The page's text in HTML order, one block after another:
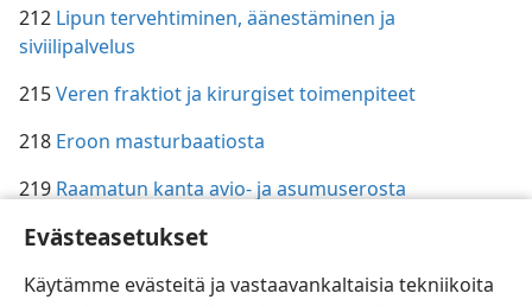
Evästeasetukset
Käytämme evästeitä ja vastaavankaltaisia tekniikoita
212 Lipun tervehtiminen, äänestäminen ja
siviilipalvelus
215Veren fraktiot ja kirurgiset toimenpiteet
218 Eroon masturbaatiosta
219 Raamatun kanta avio- ja asumuserosta
222Miten selvittää liikeasioita koskevat kiistat?